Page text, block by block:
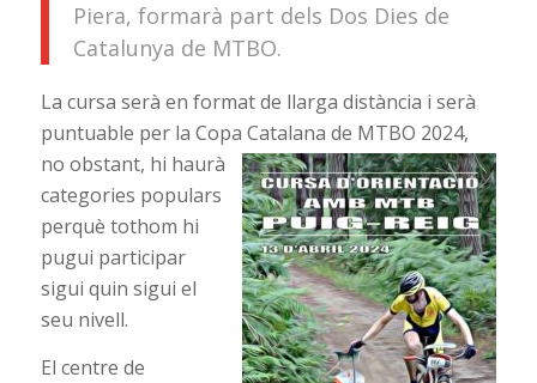
Piera, formarà part dels Dos Dies de
Catalunya de MTBO.
La cursa serà en format de llarga distància i serà
puntuable per la Copa Catalana de MTBO 2024,
no obstant, hi haurà
categories populars
perquè tothom hi
pugui participar
sigui quin sigui el
seu nivell.
El centre de